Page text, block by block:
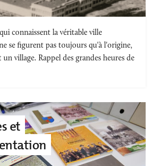
connaissent la véritable ville
se figurent pas toujours qu'à l'origine,
village. Rappel des grandes heures de
et